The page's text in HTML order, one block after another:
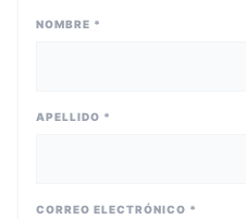
NOMBRE *
APELLIDO *
CORREO ELECTRÓNICO *